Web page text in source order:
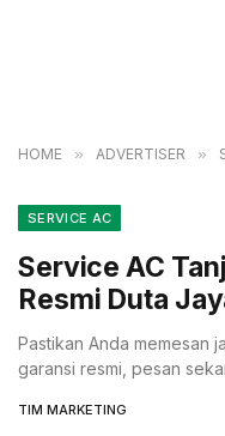
HOME » ADVERTISER »
SERVICE AC
Service AC
Resmi Duta
Pastikan Anda memesan
garansi resmi, pesan
TIM MARKETING